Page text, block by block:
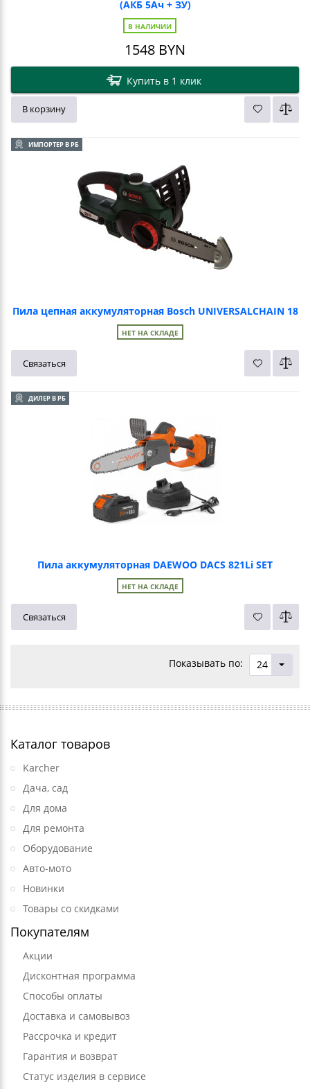
(АКБ 5Ач + ЗУ)
В НАЛИЧИИ
1548 BYN
Купить в 1 клик
В корзину
ИМПОРТЕР В РБ
Пила цепная аккумуляторная Bosch UNIVERSALCHAIN 18
НЕТ НА СКЛАДЕ
Связаться
ДИЛЕР В РБ
Пила аккумуляторная DAEWOO DACS 821Li SET
НЕТ НА СКЛАДЕ
Связаться
Показывать по: 24
Каталог товаров
Karcher
Дача, сад
Для дома
Для ремонта
Оборудование
Авто-мото
Новинки
Товары со скидками
Покупателям
Акции
Дисконтная программа
Способы оплаты
Доставка и самовывоз
Рассрочка и кредит
Гарантия и возврат
Статус изделия в сервисе